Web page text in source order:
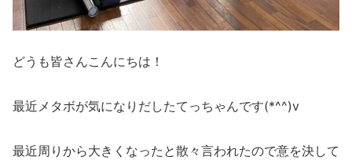
どうも皆さんこんにちは！
最近メタボが気になりだしたてっちゃんです(*^^)v
最近周りから大きくなったと散々言われたので意を決して